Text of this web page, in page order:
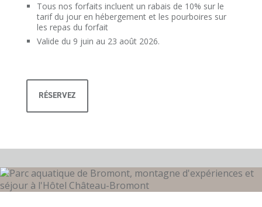
Tous nos forfaits incluent un rabais de 10% sur le
tarif du jour en hébergement et les pourboires sur
les repas du forfait
Valide du 9 juin au 23 août 2026.
RÉSERVEZ